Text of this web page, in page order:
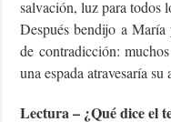
salvación, luz para todos
Después bendijo a
de contradicción:
una espada atravesaría su
Lectura – ¿Qué dice el